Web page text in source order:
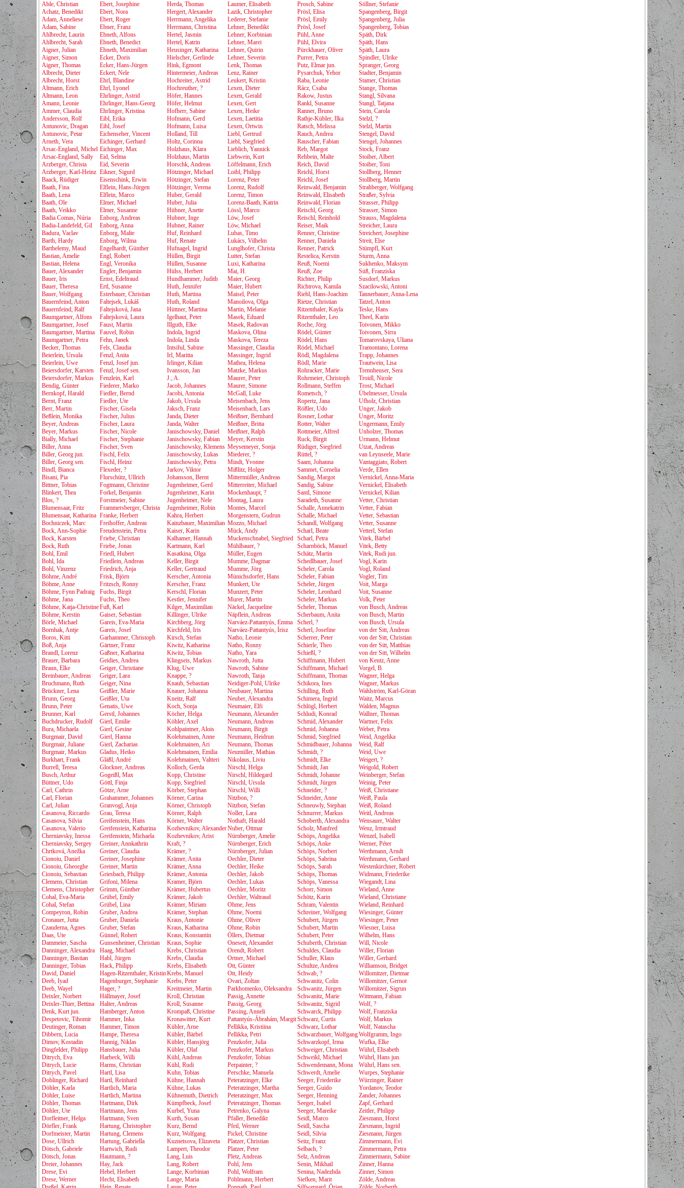
Able, Christian
Achatz, Benedikt
Adam, Anneliese
Adam, Sabine
Ahlbrecht, Laurin
Ahlbrecht, Sarah
Aigner, Julian
Aigner, Simon
Aigner, Thomas
Albrecht, Dieter
Albrecht, Horst
Altmann, Erich
Altmann, Leon
Amann, Leonie
Ammer, Claudia
Andersson, Rolf
Antunovic, Dragan
Antunovic, Petar
Arneth, Vera
Arsac-England, Michel
Arsac-England, Sally
Arzberger, Christa
Arzberger, Karl-Heinz
Baack, Rüdiger
Baath, Fina
Baath, Lena
Baath, Ole
Baath, Veikko
Badia Comas, Núria
Badia-Landefeld, Gil
Badura, Vaclav
Barth, Hardy
Barthelemy, Maud
Bastian, Amelie
Bastian, Helena
Bauer, Alexander
Bauer, Iris
Bauer, Theresa
Bauer, Wolfgang
Bauernfeind, Anton
Bauernfeind, Ralf
Baumgartner, Alfons
Baumgartner, Josef
Baumgartner, Martina
Baumgartner, Petra
Becker, Thomas
Beierlein, Ursula
Beierlein, Uwe
Beiersdorfer, Karsten
Beiersdorfer, Markus
Bendig, Günter
Bernkopf, Harald
Bernt, Franz
Berr, Martin
Beßlein, Monika
Beyer, Andreas
Beyer, Markus
Bially, Michael
Biller, Anna
Biller, Georg jun.
Biller, Georg sen.
Bindl, Bianca
Bisani, Pia
Bittner, Tobias
Blinkert, Thea
Blos, ?
Blumensaat, Fritz
Blumensaat, Katharina
Bochniczek, Marc
Bock, Ann-Sophie
Bock, Karsten
Bock, Ruth
Bohl, Emil
Bohl, Ida
Bohl, Vinzenz
Böhme, André
Böhme, Anne
Böhme, Fynn Padraig
Böhme, Jana
Böhme, Katja-Christine
Böhme, Kerstin
Börle, Michael
Bornhak, Antje
Boros, Kitti
Boß, Anja
Brandl, Lorenz
Brauer, Barbara
Braun, Elke
Breinbauer, Andreas
Bruchmann, Ruth
Brückner, Lena
Brunn, Georg
Brunn, Peter
Brunner, Karl
Buchdrucker, Rudolf
Bura, Michaela
Burgmair, David
Burgmair, Juliane
Burgmair, Markus
Burkhart, Frank
Burrell, Teresa
Busch, Arthur
Büttner, Udo
Carl, Cathrin
Carl, Florian
Carl, Julian
Casanova, Riccardo
Casanova, Silvia
Casanova, Valerio
Cherniavsky, Inessa
Cherniavsky, Sergey
Chrtková, Anežka
Cionoiu, Daniel
Cionoiu, Gheorghe
Cionoiu, Sebastian
Clemens, Christian
Clemens, Christopher
Cohal, Eva-Maria
Cohal, Stefan
Compeyron, Robin
Cronauer, Jutta
Czauderna, Agnes
Daas, Ute
Dammeier, Sascha
Danninger, Alexandra
Danninger, Bastian
Danninger, Tobias
David, Daniel
Deeb, Iyad
Deeb, Wayel
Deixler, Norbert
Deixler-Thier, Bettina
Denk, Kurt jun.
Despetovic, Tihomir
Deutinger, Roman
Dibbern, Lucia
Dimov, Kostadin
Dingfelder, Philipp
Ditrych, Eva
Ditrych, Lucie
Ditrych, Pavel
Doblinger, Richard
Döhler, Karla
Döhler, Luise
Döhler, Thomas
Döhler, Ute
Dorfleitner, Helga
Dörfler, Frank
Dorfmeister, Martin
Dose, Ullrich
Dötsch, Gabriele
Dötsch, Jonas
Dreier, Johannes
Drese, Evi
Drese, Werner
Ebert, Josephine
Ebert, Nora
Ebert, Roger
Ebner, Franz
Ebneth, Alfons
Ebneth, Benedict
Ebneth, Maximilian
Ecker, Doris
Ecker, Hans-Jürgen
Eckert, Nele
Ehrl, Blandine
Ehrl, Lyonel
Ehrlinger, Astrid
Ehrlinger, Hans-Georg
Ehrlinger, Kristina
Eibl, Erika
Eibl, Josef
Eichenseher, Vincent
Eichinger, Gerhard
Eichinger, Max
Eid, Selma
Eid, Severin
Eikner, Sigurd
Eisenschink, Erwin
Elflein, Hans-Jürgen
Elflein, Marco
Elmer, Michael
Elmer, Susanne
Enborg, Andreas
Enborg, Anna
Enborg, Malte
Enborg, Wilma
Engelhardt, Günther
Engl, Robert
Engl, Veronika
Engler, Benjamin
Ernst, Edeltraud
Ertl, Susanne
Esterbauer, Christian
Faltejsek, Lukáš
Faltejsková, Jana
Faltejsková, Laura
Faust, Martin
Fauvel, Robin
Fehn, Janek
Fels, Claudia
Fenzl, Anita
Fenzl, Josef jun.
Fenzl, Josef sen.
Fenzlein, Karl
Fiederer, Marko
Fiedler, Bernd
Fiedler, Ute
Fischer, Gisela
Fischer, Julius
Fischer, Laura
Fischer, Nicole
Fischer, Stephanie
Fischer, Sven
Fischl, Felix
Fischl, Heinz
Flexeder, ?
Flurschütz, Ullrich
Fogtmann, Christine
Forkel, Benjamin
Forstmeier, Sabine
Frammersberger, Christa
Franke, Herbert
Freihoffer, Andreas
Freudenstein, Petra
Friebe, Christian
Friebe, Jonas
Friedl, Hubert
Friedlein, Andreas
Friedrich, Anja
Frisk, Björn
Fritzsch, Ronny
Fuchs, Birgit
Fuchs, Theo
Fuß, Karl
Gaiser, Sebastian
Gareis, Eva-Maria
Gareis, Josef
Garhammer, Christoph
Gärtner, Franz
Gaßner, Katharina
Geidies, Andrea
Geiger, Christiane
Geiger, Lara
Geiger, Nina
Geißler, Marie
Geißler, Uta
Genatis, Uwe
Gerstl, Johannes
Gierl, Emilie
Gierl, Gesine
Gierl, Hanna
Gierl, Zacharias
Gladus, Heiko
Gläßl, André
Glockner, Andreas
Gogeißl, Max
Göttl, Finja
Götze, Arne
Grahammer, Johannes
Granvogl, Anja
Grau, Teresa
Greifenstein, Hans
Greifenstein, Katharina
Greifenstein, Michaela
Greiner, Annkathrin
Greiner, Claudia
Greiner, Josephine
Greiner, Martin
Griesbach, Philipp
Grifoni, Milena
Grimm, Günther
Grübel, Emily
Grübel, Lina
Gruber, Andrea
Gruber, Daniela
Gruber, Stefan
Günnel, Robert
Gunsenheimer, Christian
Haag, Michael
Habl, Jürgen
Hack, Philipp
Hagen-Ritzenthaler, Kristin
Hagenburger, Stephanie
Hager, ?
Hällmayer, Josef
Halter, Andreas
Hamberger, Anton
Hammer, Inka
Hammer, Timon
Hampe, Theresa
Hannig, Niklas
Hansbauer, Julia
Harbeck, Willi
Harms, Christian
Hartl, Lisa
Hartl, Reinhard
Hartlich, Maria
Hartlich, Martina
Hartmann, Dirk
Hartmann, Jens
Hartmann, Sven
Hartung, Christopher
Hartung, Clemens
Hartung, Gabriella
Hartwich, Rudi
Hautmann, ?
Hay, Jack
Hebel, Herbert
Hecht, Elisabeth
Herda, Thomas
Hergert, Alexander
Herrmann, Angelika
Herrmann, Christina
Hertel, Jasmin
Hertel, Katrin
Heusinger, Katharina
Hielscher, Gerlinde
Hink, Egmont
Hintermeier, Andreas
Hochreiter, Astrid
Hochreuther, ?
Höfer, Hannes
Höfer, Helmut
Hofherr, Sabine
Hofmann, Gerd
Hofmann, Luisa
Holland, Till
Holtz, Corinna
Holzhaus, Klara
Holzhaus, Martin
Horschk, Andreas
Hötzinger, Michael
Hötzinger, Stefan
Hötzinger, Verena
Huber, Gerald
Huber, Julia
Hübner, Anette
Hubner, Inge
Hubner, Rainer
Huf, Reinhard
Huf, Renate
Hufnagel, Ingrid
Hüllen, Birgit
Hüllen, Susanne
Hülss, Herbert
Hundhammer, Judith
Huth, Jennifer
Huth, Martina
Huth, Roland
Hüttner, Martina
Igelhaut, Peter
Illguth, Elke
Indola, Ingrid
Indola, Linda
Intsiful, Sabine
Irl, Maritta
Irlinger, Kilian
Ivansson, Jan
J., A.
Jacob, Johannes
Jacobi, Antonia
Jakob, Ursula
Jaksch, Franz
Janda, Dieter
Janda, Walter
Janischowsky, Daniel
Janischowsky, Fabian
Janischowsky, Klemens
Janischowsky, Lukas
Janischowsky, Petra
Jarkov, Viktor
Johansson, Bernt
Jugenheimer, Gerd
Jugenheimer, Karin
Jugenheimer, Nele
Jugenheimer, Robin
Kahra, Herbert
Kainzbauer, Maximilian
Kaiser, Karin
Kalhamer, Hannah
Kartmann, Karl
Kasatkina, Olga
Keller, Birgit
Keller, Gertraud
Kerscher, Antonia
Kerscher, Franz
Kerschl, Florian
Kestler, Jennifer
Kilger, Maximilian
Killinger, Ulrike
Kirchberg, Jörg
Kirchfeld, Iris
Kirsch, Stefan
Kiwitz, Katharina
Kiwitz, Tobias
Klingseis, Markus
Klug, Uwe
Knappe, ?
Knaub, Sebastian
Knauer, Johanna
Kneitz, Ralf
Koch, Sonja
Köcher, Helga
Köhler, Axel
Kohlpaintner, Alois
Kolehmainen, Anne
Kolehmainen, Ari
Kolehmainen, Emilia
Kolehmainen, Valtteri
Kolloch, Gerda
Kopp, Christine
Kopp, Siegfried
Körber, Stephan
Körner, Carina
Körner, Christoph
Körner, Ralph
Körner, Walter
Kozhevnikov, Alexander
Kozhevnikov, Arist
Kraft, ?
Krämer, ?
Krämer, Anita
Krämer, Anna
Krämer, Antonia
Kramer, Björn
Krämer, Hubertus
Krämer, Jakob
Krämer, Miriam
Krämer, Stephan
Kraus, Antonie
Kraus, Katharina
Kraus, Konstantin
Kraus, Sophie
Krebs, Christian
Krebs, Claudia
Krebs, Elisabeth
Krebs, Manuel
Krebs, Peter
Kreitmeier, Martin
Kroll, Christian
Kroll, Susanne
Krompaß, Christine
Kronawitter, Kurt
Kübler, Arne
Kübler, Bärbel
Kübler, Hansjörg
Kübler, Olaf
Kühl, Andreas
Kühl, Rudi
Kuhn, Tobias
Kühne, Hannah
Kühne, Lukas
Kühnemuth, Dietrich
Kümpfbeck, Josef
Kurbel, Yuna
Kurth, Susan
Kurz, Bernd
Kurz, Wolfgang
Kuznetsova, Elizaveta
Lampert, Theodor
Lang, Luis
Lang, Robert
Lange, Korbinian
Lange, Maria
Laumer, Elisabeth
Lazik, Christopher
Lederer, Stefanie
Lehner, Benedikt
Lehner, Korbinian
Lehner, Marei
Lehner, Quirin
Lehner, Severin
Lenk, Thomas
Lenz, Rainer
Leukert, Kristin
Lexen, Dieter
Lexen, Gerald
Lexen, Gert
Lexen, Heike
Lexen, Laetitia
Lexen, Ortwin
Liebl, Gertrud
Liebl, Siegfried
Lieblich, Yannick
Liebwein, Kurt
Löffelmann, Erich
Loibl, Philipp
Lorenz, Peter
Lorenz, Rudolf
Lorenz, Timon
Lorenz-Baath, Katrin
Lössl, Marco
Löw, Josef
Löw, Michael
Lubas, Timo
Lukács, Vilhelm
Lunglhofer, Christa
Lutter, Stefan
Luxi, Katharina
Mai, H.
Maier, Georg
Maier, Hubert
Maisel, Peter
Manoilova, Olga
Martin, Melanie
Masek, Eduard
Masek, Radovan
Maskova, Olina
Maskova, Tereza
Massinger, Claudia
Massinger, Ingrid
Mathea, Helena
Matzke, Markus
Maurer, Peter
Maurer, Simone
McGall, Luke
Meisenbach, Jens
Meisenbach, Lars
Meißner, Bernhard
Meißner, Britta
Meißner, Ralph
Meyer, Kerstin
Meysemeyer, Sonja
Miederer, ?
Mindt, Yvonne
Mißlitz, Holger
Mittermüller, Andreas
Mitterreiter, Michael
Mockenhaupt, ?
Montag, Laura
Montes, Marcel
Morgenstern, Gudrun
Mozzo, Michael
Mück, Andy
Muckenschnabel, Siegfried
Mühlbauer, ?
Müller, Eugen
Mumme, Dagmar
Mumme, Jörg
Münichsdorfer, Hans
Munkert, Ute
Munzert, Peter
Murer, Martin
Näckel, Jacqueline
Näpflein, Andreas
Narváez-Pattantyús, Emma
Narváez-Pattantyús, Írisz
Natho, Leonie
Natho, Ronny
Natho, Yara
Nawroth, Jutta
Nawroth, Sabine
Nawroth, Tanja
Neidiger-Pohl, Ulrike
Neubauer, Martina
Neuber, Alexandra
Neumaier, Elfi
Neumann, Alexander
Neumann, Andreas
Neumann, Birgit
Neumann, Heidrun
Neumann, Thomas
Neumüller, Mathias
Nikolaus, Liviu
Nirschl, Helga
Nirschl, Hildegard
Nirschl, Ursula
Nirschl, Willi
Nitzbon, ?
Nitzbon, Stefan
Noller, Lara
Nothaft, Harald
Nuber, Ottmar
Nürnberger, Amelie
Nürnberger, Erich
Nürnberger, Julian
Oechler, Dieter
Oechler, Heike
Oechler, Jakob
Oechler, Lukas
Oechler, Moritz
Oechler, Waltraud
Ohme, Jens
Ohme, Noemi
Ohme, Oliver
Ohme, Robin
Öllers, Dietmar
Oneseit, Alexander
Orendt, Robert
Ortner, Michael
Ott, Günter
Ott, Heidy
Ovari, Zoltan
Parkhomenko, Oleksandra
Passig, Annette
Passig, Georg
Passing, Anneli
Pattantyús-Ábrahám, Margit
Pellikka, Kristiina
Pellikka, Petri
Penzkofer, Julia
Penzkofer, Markus
Penzkofer, Tobias
Perpainter, ?
Perschke, Manuela
Peteratzinger, Elke
Peteratzinger, Martha
Peteratzinger, Max
Peteratzinger, Thomas
Petrenko, Galyna
Pfaller, Benedikt
Pfeil, Werner
Pickel, Christine
Platzer, Christian
Platzer, Peter
Pletz, Andreas
Pohl, Jens
Pohl, Wolfram
Pöhlmann, Herbert
Prosch, Sabine
Prösl, Elisa
Prösl, Emily
Prösl, Josef
Pühl, Anne
Pühl, Elvira
Pürckhauer, Oliver
Purrer, Petra
Putz, Elmar jun.
Pysarchuk, Yehor
Raba, Leonie
Rácz, Csaba
Rakow, Justus
Rankl, Susanne
Ranner, Bruno
Rathje-Kübler, Ilka
Ratsch, Melissa
Rauch, Andrea
Rauscher, Fabian
Reb, Margot
Rehbein, Malte
Reich, David
Reichl, Horst
Reichl, Josef
Reinwald, Benjamin
Reinwald, Elisabeth
Reinwald, Florian
Reischl, Georg
Reischl, Reinhold
Reiser, Maik
Renner, Christine
Renner, Daniela
Renner, Patrick
Restelica, Kerstin
Reuß, Noemi
Reuß, Zoe
Richter, Philip
Richtrova, Kamila
Riehl, Hans-Joachim
Rietze, Christian
Ritzenthaler, Kayla
Ritzenthaler, Leo
Roche, Jörg
Rödel, Günter
Rödel, Hans
Rödel, Michael
Rödl, Magdalena
Rödl, Marie
Rohracker, Marie
Rohrmeier, Christoph
Rollmann, Steffen
Rometsch, ?
Ropertz, Jana
Rößler, Udo
Rosner, Lothar
Rotter, Walter
Rottmeier, Alfred
Ruck, Birgit
Rüdiger, Siegfried
Rüttel, ?
Saam, Johanna
Sammet, Cornelia
Sandig, Margot
Sandig, Sabine
Santl, Simone
Saradeth, Susanne
Schalle, Annekatrin
Schalle, Michael
Schandl, Wolfgang
Scharl, Beate
Scharl, Petra
Scharnböck, Manuel
Schätz, Martin
Schedlbauer, Josef
Scheler, Carola
Scheler, Fabian
Scheler, Jürgen
Scheler, Leonhard
Scheler, Markus
Scheler, Thomas
Scherbaum, Anita
Scherl, ?
Scherl, Josefine
Scherrer, Peter
Schierle, Theo
Schießl, ?
Schiffmann, Hubert
Schiffmann, Michael
Schiffmann, Thomas
Schikora, Ines
Schilling, Ruth
Schimera, Ingrid
Schlögl, Herbert
Schludi, Konrad
Schmid, Alexander
Schmid, Johanna
Schmid, Siegfried
Schmidbauer, Johanna
Schmidt, ?
Schmidt, Elke
Schmidt, Jan
Schmidt, Johanne
Schmidt, Jürgen
Schneider, ?
Schneider, Anne
Schneuwly, Stephan
Schnurrer, Markus
Schoberth, Alexandra
Scholz, Manfred
Schöps, Angelika
Schöps, Anke
Schöps, Norbert
Schöps, Sabrina
Schöps, Sarah
Schöps, Thomas
Schöps, Vanessa
Schorr, Simon
Schötz, Karin
Schram, Valentin
Schreiner, Wolfgang
Schubert, Jürgen
Schubert, Martin
Schubert, Peter
Schuberth, Christian
Schuldes, Claudia
Schuller, Klaus
Schultze, Andrea
Schwab, ?
Schwanitz, Colin
Schwanitz, Jürgen
Schwanitz, Marie
Schwanitz, Sigrid
Schwarck, Philipp
Schwarz, Curtis
Schwarz, Lothar
Schwarzbauer, Wolfgang
Schwarzkopf, Irma
Schweiger, Christian
Schweikl, Michael
Schwendemann, Mona
Schwerdt, Amelie
Seeger, Friederike
Seeger, Guido
Seeger, Henning
Seeger, Isabel
Seeger, Mareike
Seidl, Marco
Seidl, Sascha
Seidl, Silvia
Seitz, Franz
Selbach, ?
Selz, Andreas
Senin, Mikhail
Senina, Nadezhda
Siefken, Marit
Söllner, Stefanie
Spangenberg, Birgit
Spangenberg, Julia
Spangenberg, Tobias
Späth, Dirk
Späth, Hans
Späth, Laura
Spindler, Ulrike
Spranger, Georg
Stadter, Benjamin
Stamer, Christian
Stange, Thomas
Stangl, Silvana
Stangl, Tatjana
Stein, Carola
Stelzl, ?
Stelzl, Martin
Stengel, David
Stengel, Johannes
Stock, Franz
Stoiber, Albert
Stoiber, Toni
Stollberg, Henner
Stollberg, Martin
Strahberger, Wolfgang
Straßer, Sylvia
Strasser, Philipp
Strasser, Simon
Strauss, Magdalena
Streicher, Laura
Streichert, Josephine
Streit, Else
Stümpfl, Kurt
Sturm, Anna
Sukhenko, Maksym
Süß, Franziska
Susdorf, Markus
Szacilowski, Antoni
Tannerbauer, Anna-Lena
Tatzel, Anton
Teske, Hans
Theel, Karin
Toivonen, Mikko
Toivonen, Sirra
Tomarovskaya, Uliana
Tramontano, Lorena
Trapp, Johannes
Trautwein, Lisa
Trennheuser, Sera
Troidl, Nicole
Trost, Michael
Übelmesser, Ursula
Ufholz, Christian
Unger, Jakob
Unger, Moritz
Ungermann, Emily
Unholzer, Thomas
Urmann, Helmut
Utzat, Andreas
van Leynseele, Marie
Vantaggiato, Robert
Verde, Ellen
Vernickel, Anna-Maria
Vernickel, Elisabeth
Vernickel, Kilian
Vetter, Christian
Vetter, Fabian
Vetter, Sebastian
Vetter, Susanne
Vetterl, Stefan
Vitek, Bärbel
Vitek, Betty
Vitek, Rudi jun.
Vogl, Karin
Vogl, Roland
Vogler, Tim
Voit, Marga
Voit, Susanne
Volk, Peter
von Busch, Andreas
von Busch, Martin
von Busch, Ursula
von der Sitt, Andreas
von der Sitt, Christian
von der Sitt, Matthias
von der Sitt, Wilhelm
von Keutz, Anne
Vorgel, B.
Wagner, Helga
Wagner, Markus
Wahlström, Karl-Göran
Waitz, Marcus
Walden, Magnus
Wallner, Thomas
Wartner, Felix
Weber, Petra
Weid, Angelika
Weid, Ralf
Weid, Uwe
Weigert, ?
Weigold, Robert
Weinberger, Stefan
Weinig, Peter
Weiß, Christiane
Weiß, Paula
Weiß, Roland
Weitl, Andreas
Wensauer, Walter
Wenz, Irmtraud
Wenzel, Isabell
Werner, Péter
Werthmann, Arndt
Werthmann, Gerhard
Westenkirchner, Robert
Widmann, Friederike
Wiegandt, Lina
Wieland, Anne
Wieland, Christiane
Wieland, Reinhard
Wiesinger, Günter
Wiesinger, Peter
Wiesner, Luisa
Wilhelm, Hans
Will, Nicole
Willer, Florian
Willer, Gerhard
Williamson, Bridget
Willomitzer, Dietmar
Willomitzer, Gernot
Willomitzer, Sigrun
Wittmann, Fabian
Wolf, ?
Wolf, Franziska
Wolf, Markus
Wolf, Natascha
Wolfgramm, Ingo
Wufka, Elke
Wührl, Elisabeth
Wührl, Hans jun.
Wührl, Hans sen.
Wurpes, Stephanie
Würzinger, Rainer
Yordanov, Teodor
Zander, Johannes
Zapf, Gerhard
Zeitler, Philipp
Ziesmann, Horst
Ziesmann, Ingrid
Ziesmann, Jürgen
Zimmermann, Evi
Zimmermann, Petra
Zimmermann, Sabine
Zinner, Hanna
Zinner, Simon
Zölde, Andreas